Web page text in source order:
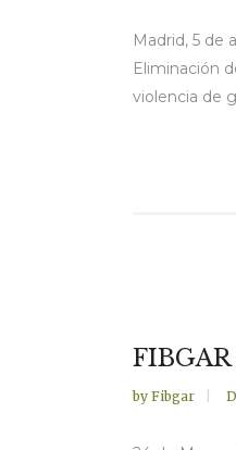
Madrid, 5 de
Eliminación
violencia de
by Fibgar